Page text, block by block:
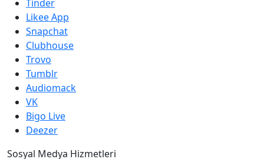
Tinder
Likee App
Snapchat
Clubhouse
Trovo
Tumblr
Audiomack
VK
Bigo Live
Deezer
Sosyal Medya Hizmetleri